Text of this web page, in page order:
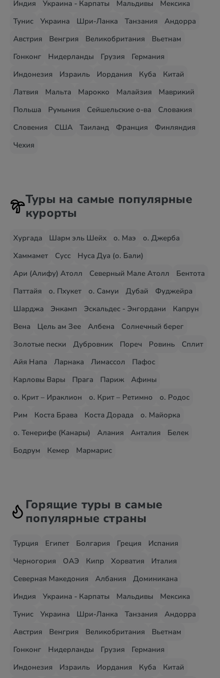
Индия Украина - Карпаты Мальдивы
Мексика
Тунис
Украина Шри-Ланка Танзания
Андорра
Австрия
Венгрия Великобритания
Вьетнам
Гонконг
Нидерланды Грузия
Германия
Индонезия
Израиль Иордания Куба
Китай
Латвия
Мальта Марокко Малайзия
Маврикий
Польша
Румыния Сейшельские о-ва
Словакия
Словения
США Таиланд Франция
Финляндия
Чехия
Туры на самые популярные
курорты
Хургада Шарм эль Шейх о. Маэ
о. Джерба
Хаммамет
Сусс
Нуса Дуа (о. Бали)
Ари (Алифу) Атолл
Северный Мале Атолл
Бентота
Паттайя
о. Пхукет о. Самуи Дубай
Фуджейра
Шарджа
Энкамп Эскальдес - Энгордани
Капрун
Вена
Цель ам Зее Албена
Солнечный берег
Золотые пески
Дубровник Пореч Ровинь
Сплит
Айя Напа
Ларнака Лимассол
Пафос
Карловы Вары
Прага Париж
Афины
о. Крит – Ираклион
о. Крит – Ретимно
о. Родос
Рим
Коста Брава Коста Дорада
о. Майорка
о. Тенерифе (Канары)
Алания Анталия
Белек
Бодрум
Кемер Мармарис
Горящие туры в самые
популярные страны
Турция Египет Болгария Греция
Испания
Черногория
ОАЭ Кипр Хорватия
Италия
Северная Македония
Албания
Доминикана
Индия
Украина - Карпаты Мальдивы
Мексика
Тунис
Украина Шри-Ланка Танзания
Андорра
Австрия
Венгрия Великобритания
Вьетнам
Гонконг
Нидерланды Грузия
Германия
Индонезия
Израиль Иордания Куба
Китай